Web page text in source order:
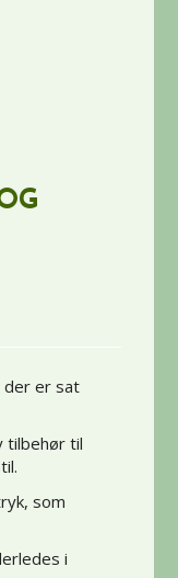
der er sat
tilbehør til
som
i